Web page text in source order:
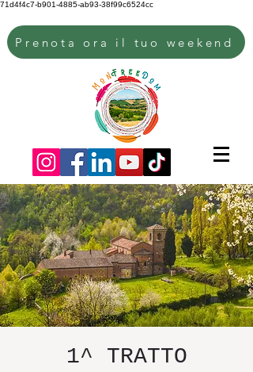
71d4f4c7-b901-4885-ab93-38f99c6524cc
Prenota ora il tuo weekend
1^ TRATTO